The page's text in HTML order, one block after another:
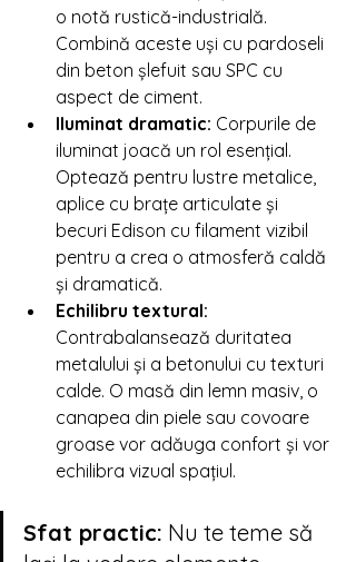
o notă rustică-industrială.
Combină aceste uși cu pardoseli
din beton șlefuit sau SPC cu
aspect de ciment.
Iluminat dramatic: Corpurile de
iluminat joacă un rol esențial.
Optează pentru lustre metalice,
aplice cu brațe articulate și
becuri Edison cu filament vizibil
pentru a crea o atmosferă caldă
și dramatică.
Echilibru textural:
Contrabalansează duritatea
metalului și a betonului cu texturi
calde. O masă din lemn masiv, o
canapea din piele sau covoare
groase vor adăuga confort și vor
echilibra vizual spațiul.
Sfat practic: Nu te teme să